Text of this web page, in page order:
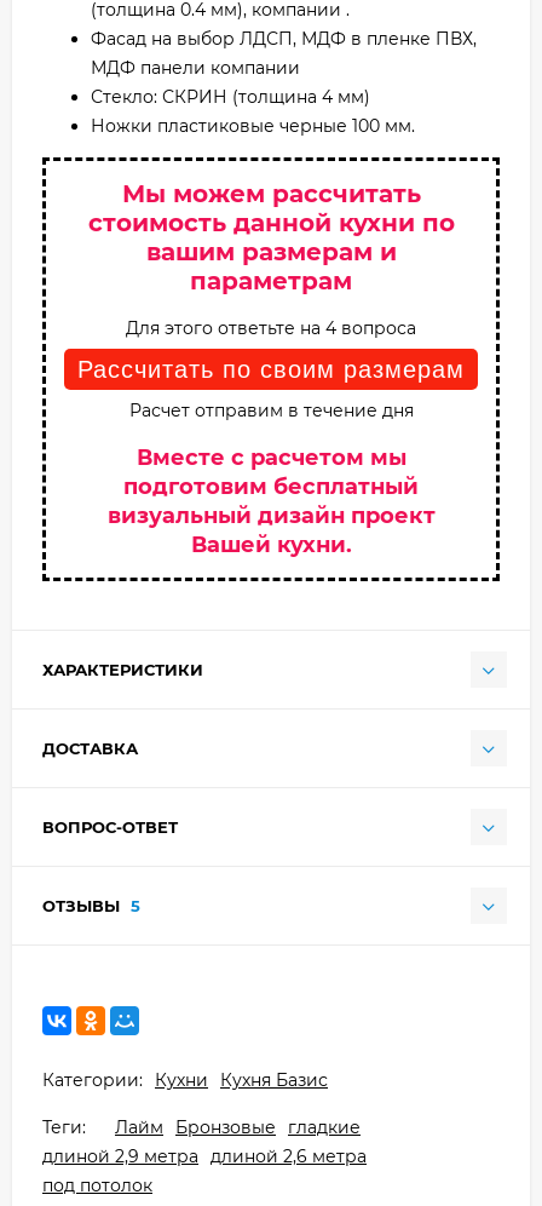
(толщина 0.4 мм), компании .
Фасад на выбор ЛДСП, МДФ в пленке ПВХ,
МДФ панели компании
Стекло: СКРИН (толщина 4 мм)
Ножки пластиковые черные 100 мм.
Мы можем рассчитать
стоимость данной кухни по
вашим размерам и
параметрам
Для этого ответьте на 4 вопроса
Рассчитать по своим размерам
Расчет отправим в течение дня
Вместе с расчетом мы
подготовим бесплатный
визуальный дизайн проект
Вашей кухни.
ХАРАКТЕРИСТИКИ
ДОСТАВКА
ВОПРОС-ОТВЕТ
ОТЗЫВЫ 5
Категории: Кухни Кухня Базис
Теги: Лайм Бронзовые
гладкие
длиной 2,9 метра
длиной 2,6 метра
под потолок